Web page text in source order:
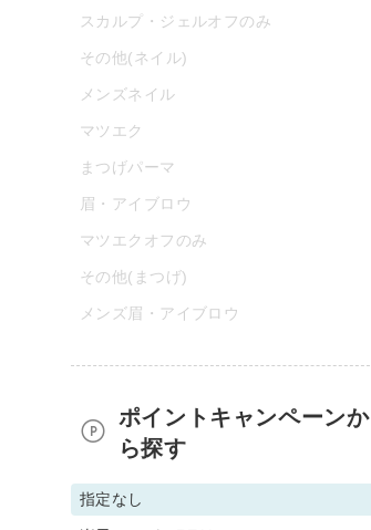
スカルプ・ジェルオフのみ
その他(ネイル)
メンズネイル
マツエク
まつげパーマ
眉・アイブロウ
マツエクオフのみ
その他(まつげ)
メンズ眉・アイブロウ
ポイントキャンペーンか
ら探す
指定なし